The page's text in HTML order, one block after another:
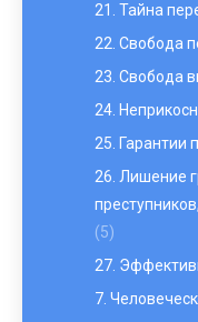
21. Тайна
22. Свобода
23. Свобода
24.
25. Гарантии
26. Лишение
(5)
27.
7.